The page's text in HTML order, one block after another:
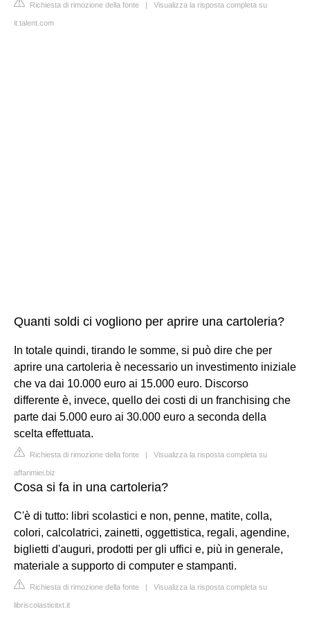
Richiesta di rimozione della fonte | Visualizza la risposta completa su
it.talent.com
Quanti soldi ci vogliono per aprire una cartoleria?
In totale quindi, tirando le somme, si può dire che per
aprire una cartoleria è necessario un investimento iniziale
che va dai 10.000 euro ai 15.000 euro. Discorso
differente è, invece, quello dei costi di un franchising che
parte dai 5.000 euro ai 30.000 euro a seconda della
scelta effettuata.
Richiesta di rimozione della fonte | Visualizza la risposta completa su
affarimiei.biz
Cosa si fa in una cartoleria?
C'è di tutto: libri scolastici e non, penne, matite, colla,
colori, calcolatrici, zainetti, oggettistica, regali, agendine,
biglietti d'auguri, prodotti per gli uffici e, più in generale,
materiale a supporto di computer e stampanti.
Richiesta di rimozione della fonte | Visualizza la risposta completa su
libriscolasticitxt.it